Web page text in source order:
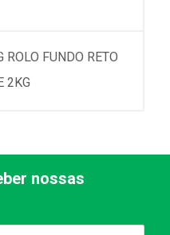
FUNDO RETO
2KG
nossas